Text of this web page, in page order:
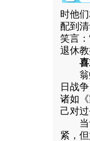
时他
配到
笑言
退休
翁虹
日战
诸如
己对
当记
紧，